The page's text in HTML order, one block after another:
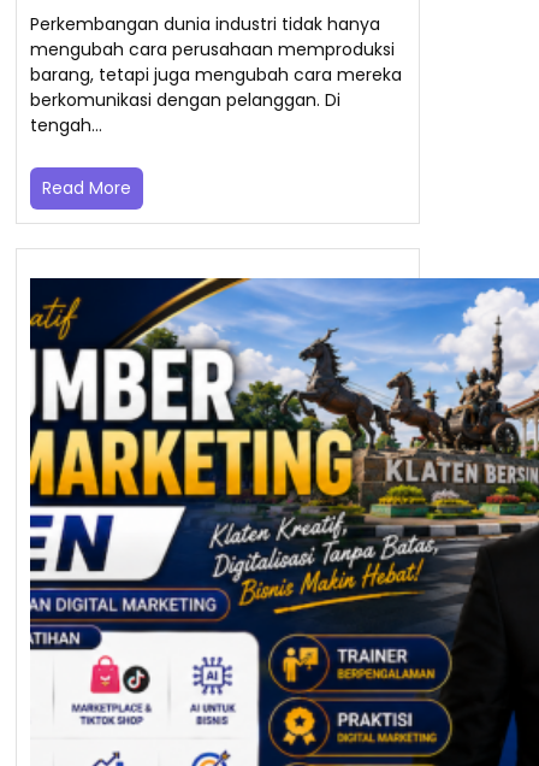
Perkembangan dunia industri tidak hanya
mengubah cara perusahaan memproduksi
barang, tetapi juga mengubah cara mereka
berkomunikasi dengan pelanggan. Di
tengah…
Read More